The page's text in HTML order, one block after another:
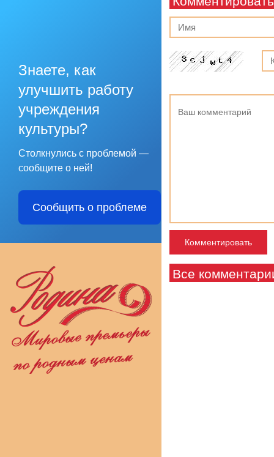
Знаете, как
улучшить работу
учреждения
культуры?
Столкнулись с проблемой —
сообщите о ней!
Сообщить о проблеме
Все